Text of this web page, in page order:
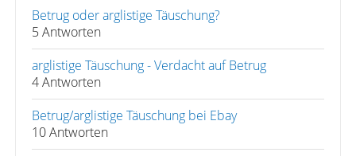
Betrug oder arglistige Täuschung?
5 Antworten
arglistige Täuschung - Verdacht auf Betrug
4 Antworten
Betrug/arglistige Täuschung bei Ebay
10 Antworten